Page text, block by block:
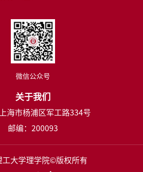
微信公众号
关于我们
海市杨浦区军工路334号
邮编：200093
工大学理学院©版权所有